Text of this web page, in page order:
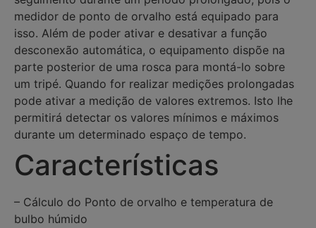
medidor de ponto de orvalho está equipado para
isso. Além de poder ativar e desativar a função
desconexão automática, o equipamento dispõe na
parte posterior de uma rosca para montá-lo sobre
um tripé. Quando for realizar medições prolongadas
pode ativar a medição de valores extremos. Isto lhe
permitirá detectar os valores mínimos e máximos
durante um determinado espaço de tempo.
Características
– Cálculo do Ponto de orvalho e temperatura de
bulbo húmido